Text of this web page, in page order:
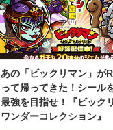
あの「ビックリマン」が
って帰ってきた！シール
最強を目指せ！『ビック
ワンダーコレクション』